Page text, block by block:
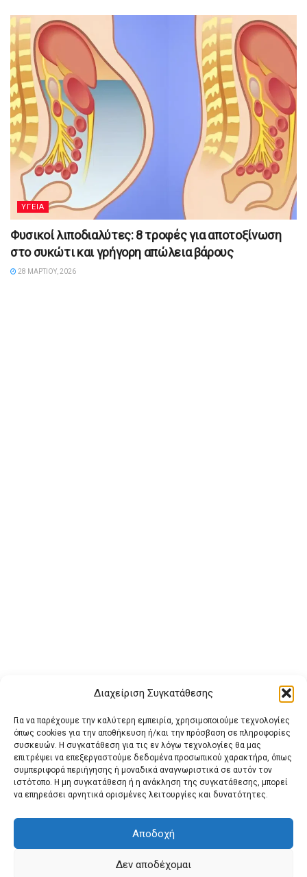
Διαχείριση Συγκατάθεσης
Για να παρέχουμε την καλύτερη εμπειρία, χρησιμοποιούμε τεχνολογίες
όπως cookies για την αποθήκευση ή/και την πρόσβαση σε πληροφορίες
συσκευών. Η συγκατάθεση για τις εν λόγω τεχνολογίες θα μας
επιτρέψει να επεξεργαστούμε δεδομένα προσωπικού χαρακτήρα, όπως
συμπεριφορά περιήγησης ή μοναδικά αναγνωριστικά σε αυτόν τον
ιστότοπο. Η μη συγκατάθεση ή η ανάκληση της συγκατάθεσης, μπορεί
να επηρεάσει αρνητικά ορισμένες λειτουργίες και δυνατότητες.
Αποδοχή
Δεν αποδέχομαι
YΓΕΙΑ
Φυσικοί λιποδιαλύτες: 8 τροφές για αποτοξίνωση
στο συκώτι και γρήγορη απώλεια βάρους
28 ΜΑΡΤΊΟΥ, 2026
Buy Adspace ΑΡΧΙΚΗ ΕΠΙΚΟΙΝΩΝΙΑ
ΟΡΟΙ ΧΡΗΣΗΣ